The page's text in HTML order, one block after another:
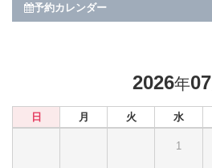
予約カレンダー
2026年07
日 月 火 水
1